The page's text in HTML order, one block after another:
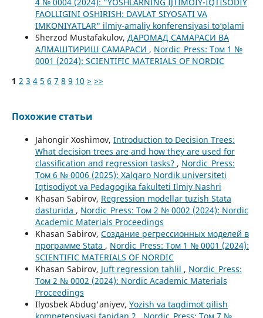
FAOLLIGINI OSHIRISH: DAVLAT SIYOSATI VA
IMKONIYATLAR" ilmiy-amaliy konferensiyasi to‘plami
Sherzod Mustafakulov, ДАРОМАД САМАРАСИ ВА
АЛМАШТИРИШ САМАРАСИ , Nordic_Press: Том 1 №
0001 (2024): SCIENTIFIC MATERIALS OF NORDIC
1 2 3 4 5 6 7 8 9 10 > >>
Похожие статьи
Jahongir Xoshimov, Introduction to Decision Trees:
What decision trees are and how they are used for
classiﬁcation and regression tasks? , Nordic_Press:
Том 6 № 0006 (2025): Xalqaro Nordik universiteti
Iqtisodiyot va Pedagogika fakulteti Ilmiy Nashri
Khasan Sabirov, Regression modellar tuzish Stata
dasturida , Nordic_Press: Том 2 № 0002 (2024): Nordic
Academic Materials Proceedings
Khasan Sabirov, Создание регрессионных моделей в
программе Stata , Nordic_Press: Том 1 № 0001 (2024):
SCIENTIFIC MATERIALS OF NORDIC
Khasan Sabirov, Juft regression tahlil , Nordic_Press:
Том 2 № 0002 (2024): Nordic Academic Materials
Proceedings
Ilyosbek Abdug'aniyev, Yozish va taqdimot qilish
kompetensiyasi fanidan 2 , Nordic_Press: Том 7 №